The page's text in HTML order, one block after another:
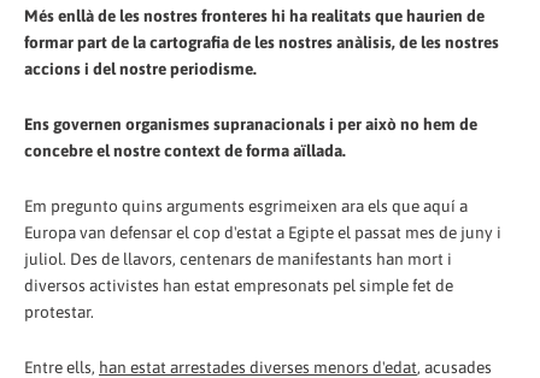
Més enllà de les nostres fronteres hi ha realitats que haurien de
formar part de la cartografia de les nostres anàlisis, de les nostres
accions i del nostre periodisme.
Ens governen organismes supranacionals i per això no hem de
concebre el nostre context de forma aïllada.
Em pregunto quins arguments esgrimeixen ara els que aquí a
Europa van defensar el cop d'estat a Egipte el passat mes de juny i
juliol. Des de llavors, centenars de manifestants han mort i
diversos activistes han estat empresonats pel simple fet de
protestar.
Entre ells, han estat arrestades diverses menors d'edat, acusades